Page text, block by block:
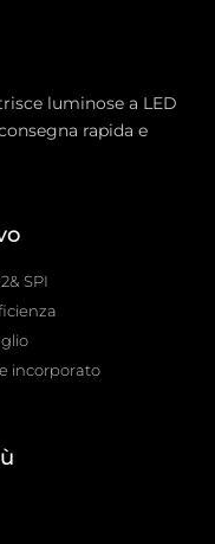
luminose a LED
rapida e
SPI
incorporato